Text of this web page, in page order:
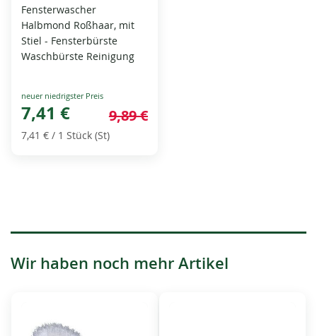
Fensterwascher
Halbmond Roßhaar, mit
Stiel - Fensterbürste
Waschbürste Reinigung
Special
Price
7,41 € 9,89 €
7,41 € / 1 Stück (St)
Wir haben noch mehr Artikel